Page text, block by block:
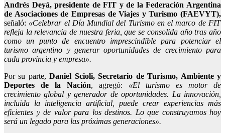
Andrés Deyá, presidente de FIT y de la Federación Argentina
de Asociaciones de Empresas de Viajes y Turismo (FAEVYT),
señaló: «Celebrar el Día Mundial del Turismo en el marco de FIT
refleja la relevancia de nuestra feria, que se consolida año tras año
como un punto de encuentro imprescindible para potenciar el
turismo argentino y generar oportunidades de crecimiento para
cada provincia y empresa».
Por su parte,Daniel Scioli, Secretario de Turismo, Ambiente y
Deportes de la Nación, agregó: «El turismo es motor de
crecimiento global y generador de oportunidades. La innovación,
incluida la inteligencia artificial, puede crear experiencias más
eficientes y de valor para los destinos. Lo que construyamos hoy
será un legado para las próximas generaciones».